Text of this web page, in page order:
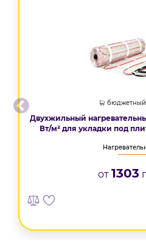
бюджетный
Двухжильный
Вт/м² для укладки под
от 1303